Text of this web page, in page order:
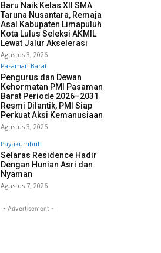
Baru Naik Kelas XII SMA
Taruna Nusantara, Remaja
Asal Kabupaten Limapuluh
Kota Lulus Seleksi AKMIL
Lewat Jalur Akselerasi
Agustus 3, 2026
Pasaman Barat
Pengurus dan Dewan
Kehormatan PMI Pasaman
Barat Periode 2026–2031
Resmi Dilantik, PMI Siap
Perkuat Aksi Kemanusiaan
Agustus 3, 2026
Payakumbuh
Selaras Residence Hadir
Dengan Hunian Asri dan
Nyaman
Agustus 7, 2026
- Advertisement -